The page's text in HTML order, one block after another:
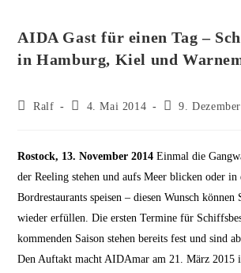
AIDA Gast für einen Tag –
in Hamburg, Kiel und
Beitrags-
Ralf
Beitrag
4. Mai 2014
Beitrag
am:
9.
Rostock, 13. November 2014Einmal die
der Reeling stehen und aufs Meer blicken oder
Bordrestaurants speisen – diesen Wunsch
wieder erfüllen. Die ersten Termine für
kommenden Saison stehen bereits fest und sind
Den Auftakt macht AIDAmar am 21. März